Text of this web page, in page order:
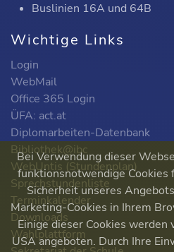
Buslinien 16A und 64B
Wichtige Links
Login
WebMail
Office 365 Login
ÜFA: act.at
Diplomarbeiten-Datenbank
Bibliothek@ibc
WebUntis (Stundenplan)
Sprechstundenliste
Terminkalender
Downloads
Wahlplattform
Bei Verwendung dieser
funktionsnotwendige Cookies
Sicherheit unseres
Marketing-Cookies in Ihrem
Einige dieser Cookies
USA angeboten. Durch Ihre